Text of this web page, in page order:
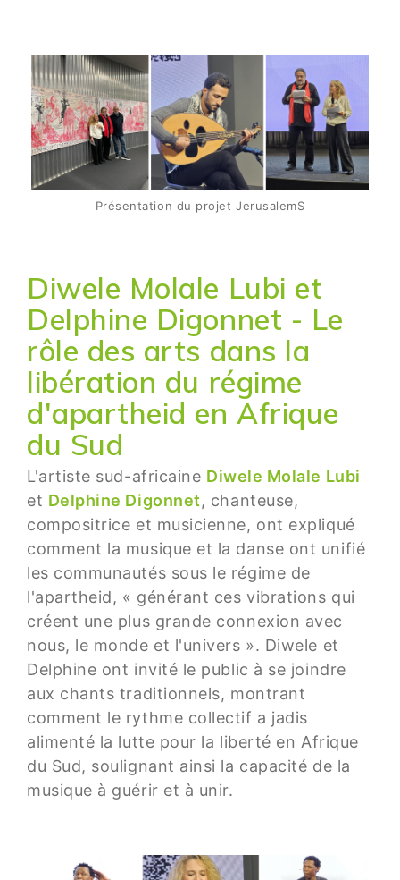
Présentation du projet JerusalemS
Diwele Molale Lubi et
Delphine Digonnet - Le
rôle des arts dans la
libération du régime
d'apartheid en Afrique
du Sud
L'artiste sud-africaine Diwele Molale Lubi
et Delphine Digonnet, chanteuse,
compositrice et musicienne, ont expliqué
comment la musique et la danse ont unifié
les communautés sous le régime de
l'apartheid, « générant ces vibrations qui
créent une plus grande connexion avec
nous, le monde et l'univers ». Diwele et
Delphine ont invité le public à se joindre
aux chants traditionnels, montrant
comment le rythme collectif a jadis
alimenté la lutte pour la liberté en Afrique
du Sud, soulignant ainsi la capacité de la
musique à guérir et à unir.